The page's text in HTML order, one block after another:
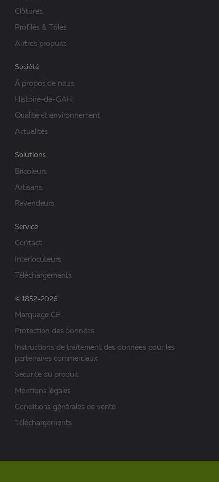
Clôtures
Profilés & Tôles
Autres produits
Société
À propos de nous
Histoire-de-GAH
Qualite et environnement
Actualités
Solutions
Bricoleurs
Artisans
Revendeurs
Service
Contact
Interlocuteurs
Téléchargements
© 1852-2026
Marquage CE
Protection des données
Instructions de traitement des données pour les
partenaires commerciaux
Sécurité du produit
Mentions légales
Conditions générales de vente
Téléchargements